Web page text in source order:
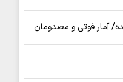
آمار فوتی و مصدومان